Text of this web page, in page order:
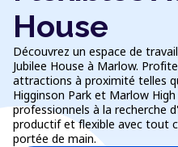
House
Découvrez un espace de
Jubilee House à Marlow.
attractions à proximité telles
Higginson Park et Marlow
professionnels à la recherche
productif et flexible avec tout
portée de main.